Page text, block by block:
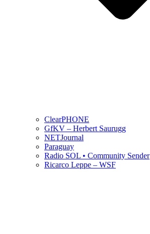
ClearPHONE
GfKV – Herbert Saurugg
NETJournal
Paraguay
Radio SOL • Community Sender
Ricarco Leppe – WSF